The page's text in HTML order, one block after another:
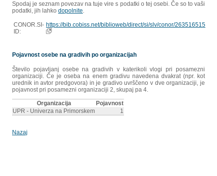
Spodaj je seznam povezav na tuje vire s podatki o tej osebi. Če so to vaši
podatki, jih lahko dopolnite.
CONOR.SI-
ID:
https://bib.cobiss.net/biblioweb/direct/si/slv/conor/263516515
Pojavnost osebe na gradivih po organizacijah
Število pojavljanj osebe na gradivih v katerikoli vlogi pri posamezni
organizaciji. Če je oseba na enem gradivu navedena dvakrat (npr. kot
urednik in avtor predgovora) in je gradivo uvrščeno v dve organizaciji, je
pojavnost pri posamezni organizaciji 2, skupaj pa 4.
Organizacija
Pojavnost
UPR - Univerza na Primorskem
1
Nazaj